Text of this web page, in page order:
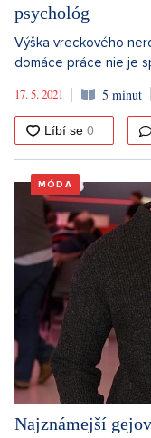
psychológ
Výška vreckového
domáce práce nie je
17. 5. 2021
5 minut
MÓDA
Najznámejší